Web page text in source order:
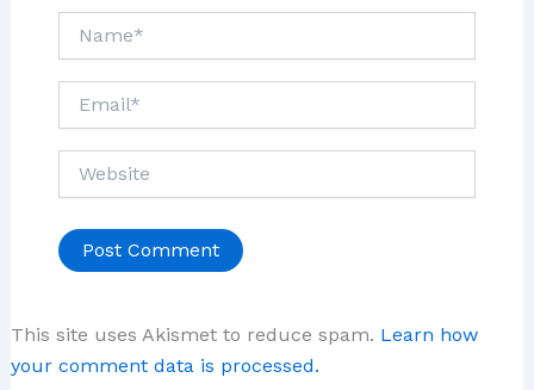
This site uses Akismet to reduce spam. Learn how
your comment data is processed.